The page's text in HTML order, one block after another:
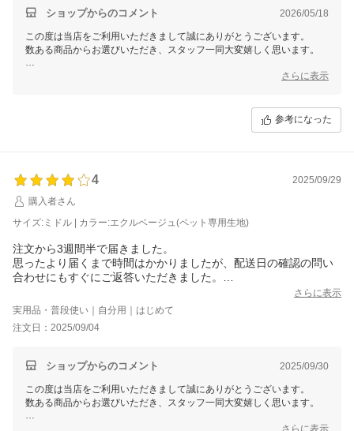
いました。ショップからのコメント 2026/05/18
この度は当店をご利用いただきまして誠にありがとうございます。
数ある商品からお選びいただき、スタッフ一同大変嬉しく思います。
これからもお客様にご満足いただける商品をご提供できるようさらに表示
参考になった
4
2025/09/29
購入者さん
サイズ:ミドル | カラー:エクルベージュ(ペット専用生地)
注文から3週間半で届きました。
思ったより届くまで時間はかかりましたが、配送日の確認の問い
合わせにもすぐにご返答いただきました。
脚は付けずにローソファーとして使用します！
設置は女性2人で大丈夫でした。
ズレが気になりましたが、滑り止めシールを買ってつけたらズレ
さらに表示
実用品・普段使い｜自分用｜はじめて
注文日：2025/09/04
ショップからのコメント 2025/09/30
この度は当店をご利用いただきまして誠にありがとうございます。
数ある商品からお選びいただき、スタッフ一同大変嬉しく思います。
これからもお客様にご満足いただける商品をご提供できるようさらに表示